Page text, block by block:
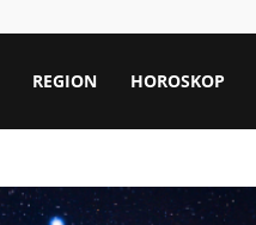
REGION HOROSKOP